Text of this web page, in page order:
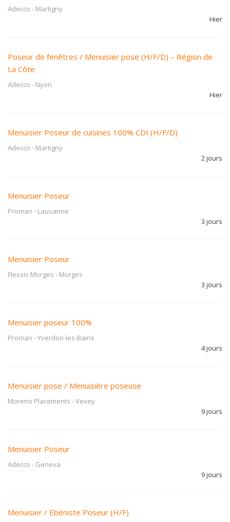
Adecco - Martigny
Hier
Poseur de fenêtres / Menuisier pose (H/F/D) – Région de
La Côte
Adecco - Nyon
Hier
Menuisier Poseur de cuisines 100% CDI (H/F/D)
Adecco - Martigny
2 jours
Menuisier Poseur
Proman - Lausanne
3 jours
Menuisier Poseur
Flexsis Morges - Morges
3 jours
Menuisier poseur 100%
Proman -Yverdon-les-Bains
4 jours
Menuisier pose / Menuisière poseuse
Moreno Placements -Vevey
9 jours
Menuisier Poseur
Adecco - Geneva
9 jours
Menuisier / Ebéniste Poseur (H/F)